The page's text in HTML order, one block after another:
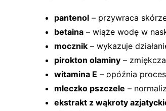
pantenol – przywraca
betaina – wiąże wodę w
mocznik – wykazuje
pirokton olaminy –
witamina E – opóźnia
mleczko pszczele –
ekstrakt z wąkroty